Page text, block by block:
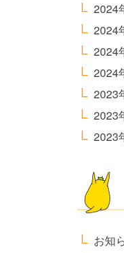
2024
2024
2024
2024
2023
2023
2023
お知